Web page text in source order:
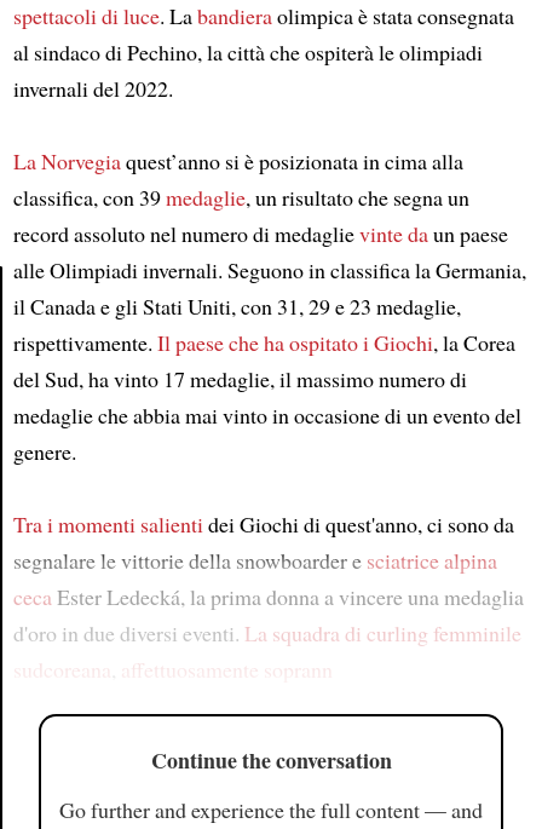
Article
spettacoli di luce. Labandieraolimpica è stata consegnata
al sindaco di Pechino, la città che ospiterà le olimpiadi
invernali del 2022.
La Norvegiaquest’anno si è posizionata in cima alla
classifica, con 39medaglie, un risultato che segna un
record assoluto nel numero di medaglievinte daun paese
alle Olimpiadi invernali. Seguono in classifica la Germania,
il Canada e gli Stati Uniti, con 31, 29 e 23 medaglie,
rispettivamente. Il paese che ha ospitato i Giochi, la Corea
del Sud, ha vinto 17 medaglie, il massimo numero di
medaglie che abbia mai vinto in occasione di un evento del
genere.
Tra i momenti salientidei Giochi di quest'anno, ci sono da
segnalare le vittorie della snowboarder e sciatrice alpina
cecaEster Ledecká, la prima donna a vincere una medaglia
d'oro in due diversi eventi. La squadra di curling femminile
sudcoreana
affettuosamente soprann
Continue the conversation
Go further and experience the full content — and